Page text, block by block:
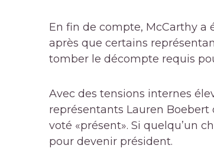
En fin de compte, McCarthy a
après que certains
tomber le décompte requis
Avec des tensions internes
représentants Lauren
voté «présent». Si quelqu’un
pour devenir président.